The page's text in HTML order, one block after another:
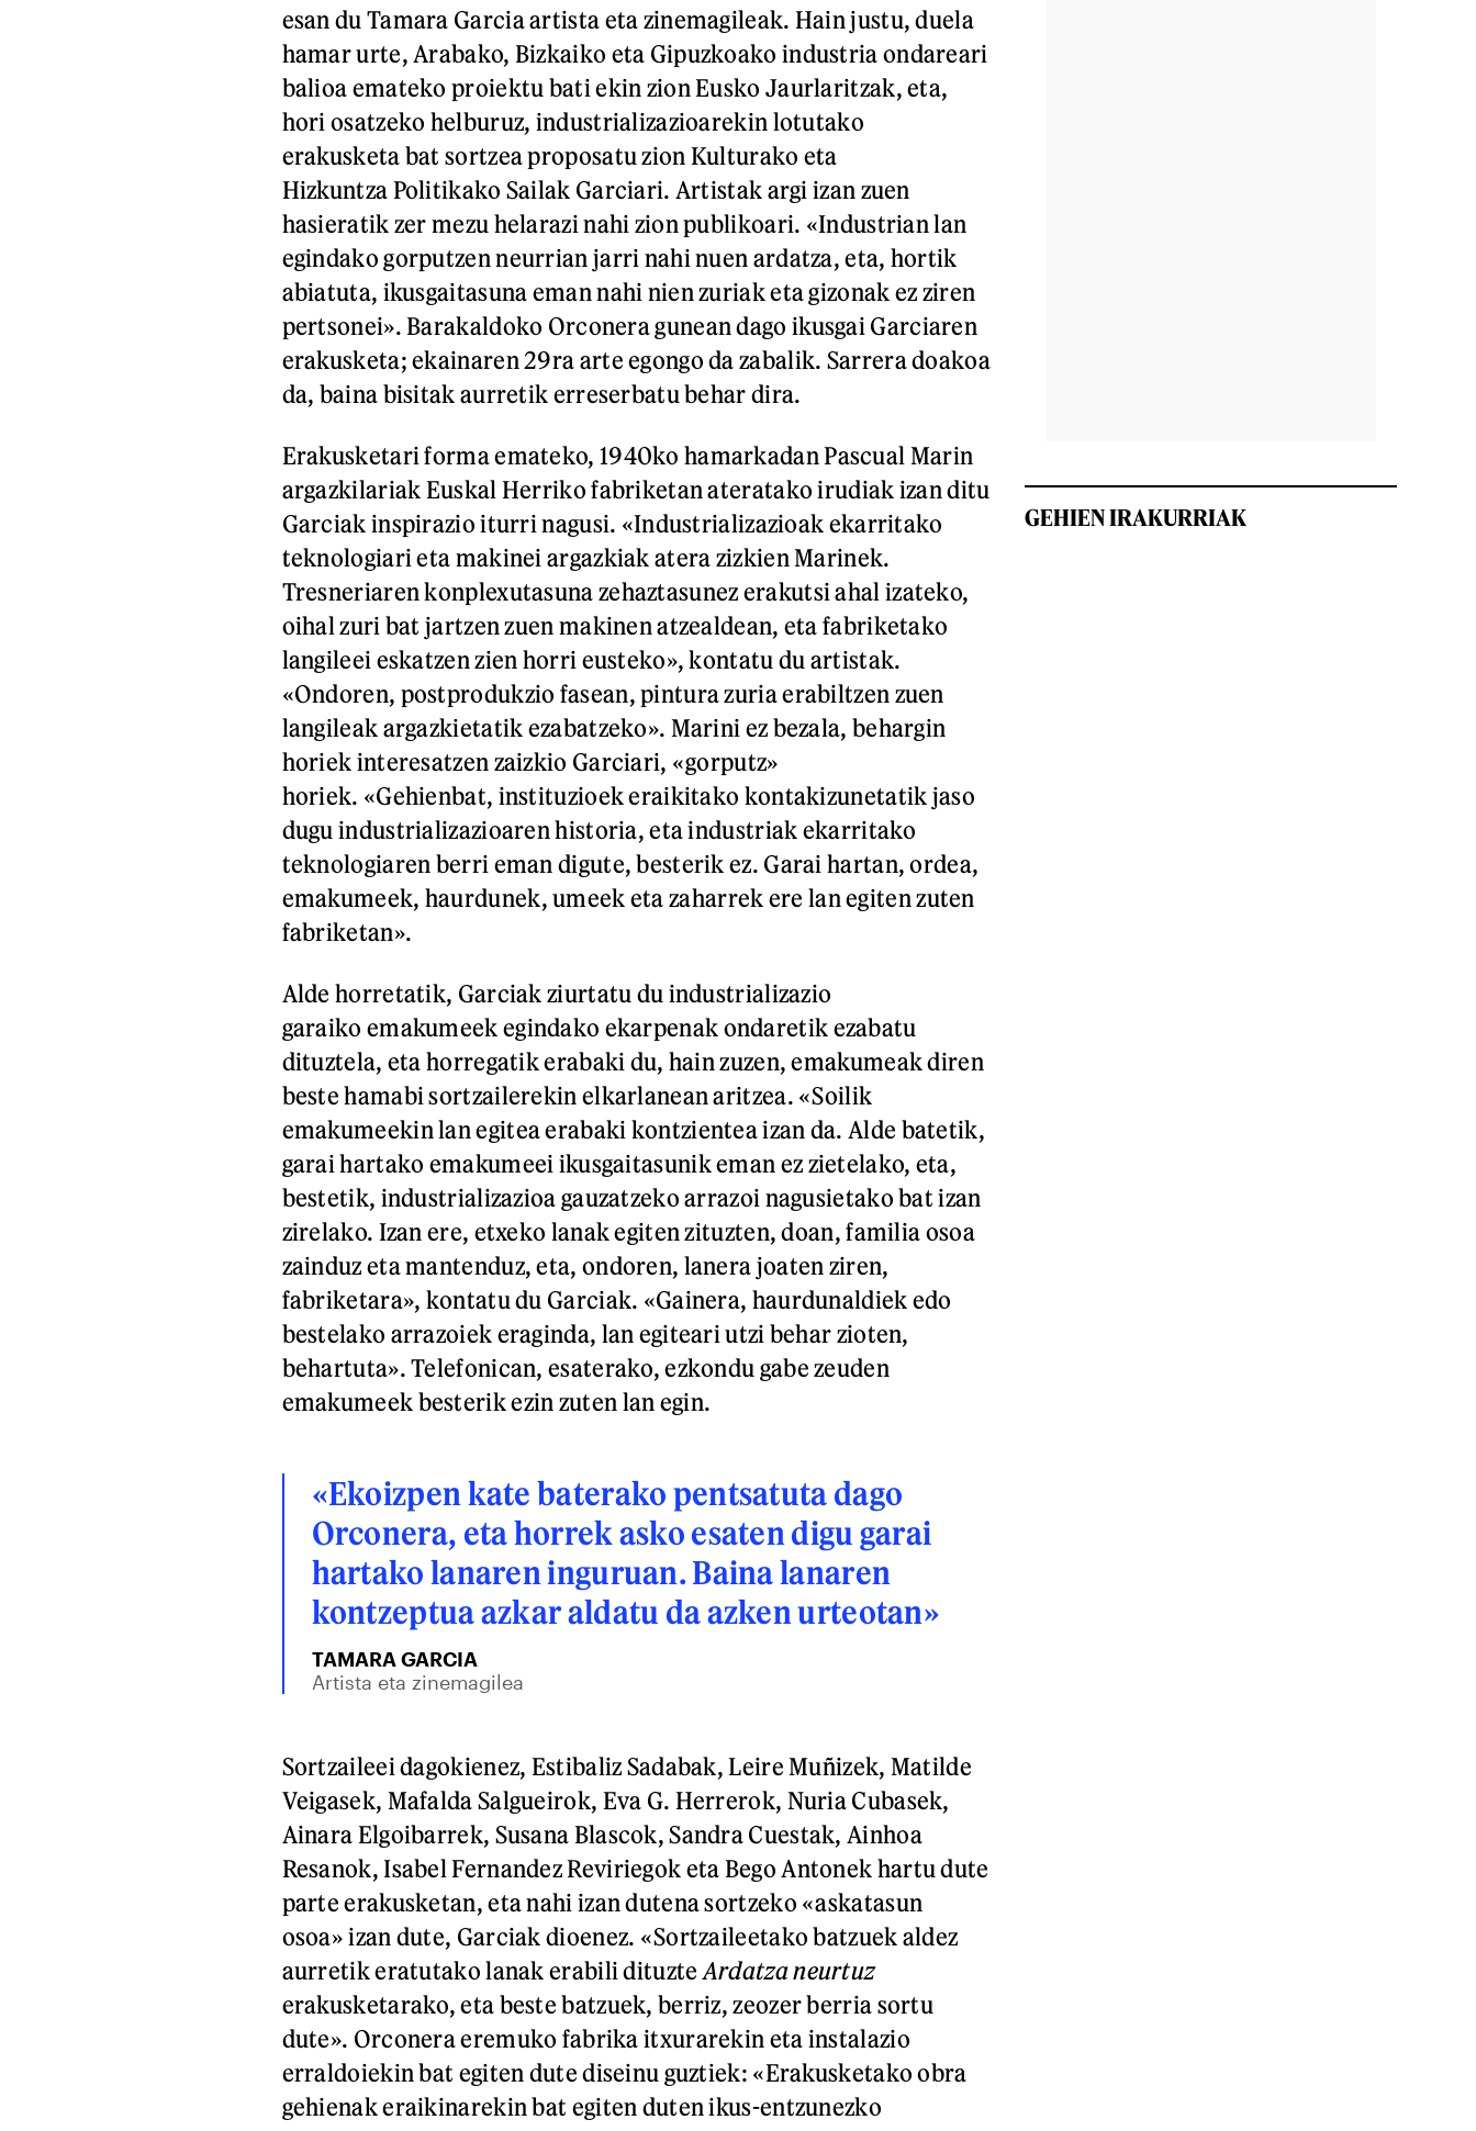
esan du Tamara Garcia artista eta zinemagileak. Hain justu, duela
hamar urte, Arabako, Bizkaiko eta Gipuzkoako industria ondareari
balioa emateko proiektu bati ekin zion Eusko Jaurlaritzak, eta,
hori osatzeko helburuz, industrializazioarekin lotutako
erakusketa bat sortzea proposatu zion Kulturako eta
Hizkuntza Politikako Sailak Garciari. Artistak argi izan zuen
hasieratik zer mezu helarazi nahi zion publikoari. «Industrian lan
egindako gorputzen neurrian jarri nahi nuen ardatza, eta, hortik
abiatuta, ikusgaitasuna eman nahi nien zuriak eta gizonak ez ziren
pertsonei». Barakaldoko Orconera gunean dago ikusgai Garciaren
erakusketa; ekainaren 29ra arte egongo da zabalik. Sarrera doakoa
da, baina bisitak aurretik erreserbatu behar dira.
Erakusketari forma emateko, 1940ko hamarkadan Pascual Marin
argazkilariak Euskal Herriko fabriketan ateratako irudiak izan ditu
Garciak inspirazio iturri nagusi. «Industrializazioak ekarritako
teknologiari eta makinei argazkiak atera zizkien Marinek.
Tresneriaren konplexutasuna zehaztasunez erakutsi ahal izateko,
oihal zuri bat jartzen zuen makinen atzealdean, eta fabriketako
langileei eskatzen zien horri eusteko», kontatu du artistak.
«Ondoren, postprodukzio fasean, pintura zuria erabiltzen zuen
langileak argazkietatik ezabatzeko». Marini ez bezala, behargin
horiek interesatzen zaizkio Garciari, «gorputz»
horiek. «Gehienbat, instituzioek eraikitako kontakizunetatik jaso
dugu industrializazioaren historia, eta industriak ekarritako
teknologiaren berri eman digute, besterik ez. Garai hartan, ordea,
emakumeek, haurdunek, umeek eta zaharrek ere lan egiten zuten
fabriketan».
Alde horretatik, Garciak ziurtatu du industrializazio
garaiko emakumeek egindako ekarpenak ondaretik ezabatu
dituztela, eta horregatik erabaki du, hain zuzen, emakumeak diren
beste hamabi sortzailerekin elkarlanean aritzea. «Soilik
emakumeekin lan egitea erabaki kontzientea izan da. Alde batetik,
garai hartako emakumeei ikusgaitasunik eman ez zietelako, eta,
bestetik, industrializazioa gauzatzeko arrazoi nagusietako bat izan
zirelako. Izan ere, etxeko lanak egiten zituzten, doan, familia osoa
zainduz eta mantenduz, eta, ondoren, lanera joaten ziren,
fabriketara», kontatu du Garciak. «Gainera, haurdunaldiek edo
bestelako arrazoiek eraginda, lan egiteari utzi behar zioten,
behartuta». Telefonican, esaterako, ezkondu gabe zeuden
emakumeek besterik ezin zuten lan egin.
«Ekoizpen kate baterako pentsatuta dago
Orconera, eta horrek asko esaten digu garai
hartako lanaren inguruan. Baina lanaren
kontzeptua azkar aldatu da azken urteotan»
TAMARA GARCIA
Artista eta zinemagilea
Sortzaileei dagokienez, Estibaliz Sadabak, Leire Muñizek, Matilde
Veigasek, Mafalda Salgueirok, Eva G. Herrerok, Nuria Cubasek,
Ainara Elgoibarrek, Susana Blascok, Sandra Cuestak, Ainhoa
Resanok, Isabel Fernandez Reviriegok eta Bego Antonek hartu dute
parte erakusketan, eta nahi izan dutena sortzeko «askatasun
osoa» izan dute, Garciak dioenez. «Sortzaileetako batzuek aldez
aurretik eratutako lanak erabili dituzte Ardatza neurtuz
erakusketarako, eta beste batzuek, berriz, zeozer berria sortu
dute». Orconera eremuko fabrika itxurarekin eta instalazio
erraldoiekin bat egiten dute diseinu guztiek: «Erakusketako obra
gehienak eraikinarekin bat egiten duten ikus-entzunezko
GEHIEN IRAKURRIAK